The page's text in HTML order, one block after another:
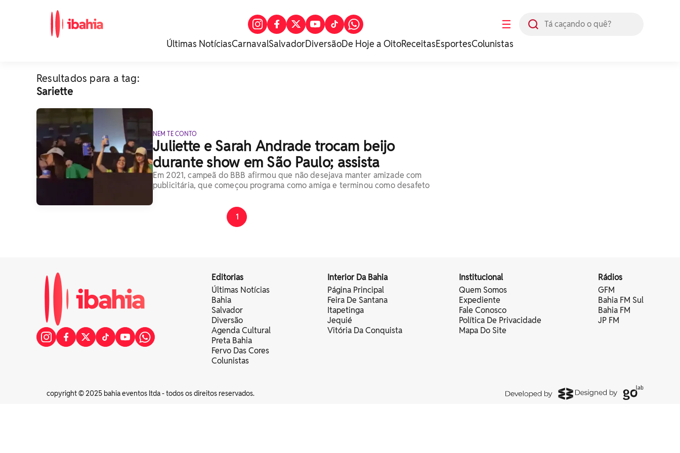
☰
Últimas NotíciasCarnavalSalvadorDiversãoDe Hoje a OitoReceitasEsportesColunistas
Resultados para a tag:
Sariette
NEM TE CONTO
Juliette e Sarah Andrade trocam beijo
durante show em São Paulo; assista
Em 2021, campeã do BBB afirmou que não desejava manter amizade com
publicitária, que começou programa como amiga e terminou como desafeto
1
Editorias
Últimas Notícias
Bahia
Salvador
Diversão
Agenda Cultural
Preta Bahia
Fervo Das Cores
Colunistas
Interior Da Bahia
Página Principal
Feira De Santana
Itapetinga
Jequié
Vitória Da Conquista
Institucional
Quem Somos
Expediente
Fale Conosco
Política De Privacidade
Mapa Do Site
Rádios
GFM
Bahia FM Sul
Bahia FM
JP FM
copyright © 2025 bahia eventos ltda - todos os direitos reservados.